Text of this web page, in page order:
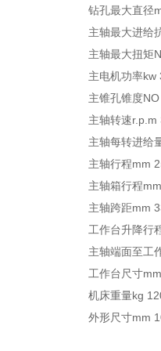
钻孔最大直径
主轴最大进给
主轴最大扭矩
主电机功率kw
主锥孔锥度
主轴转速
主轴每转进给
主轴行程mm
主轴箱行程
主轴跨距mm
工作台升降行
主轴端面至工
工作台尺寸
机床重量kg
外形尺寸mm